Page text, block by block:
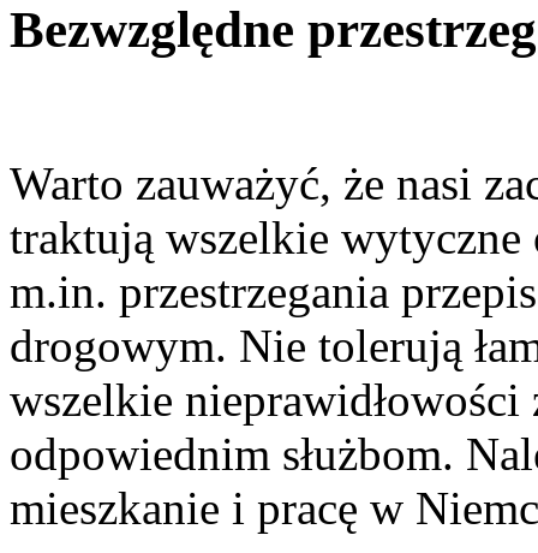
Bezwzględne
Warto zauważyć, że nasi
traktują wszelkie
m.in. przestrzegania
drogowym. Nie tolerują
wszelkie
odpowiednim służbom.
mieszkanie i pracę w